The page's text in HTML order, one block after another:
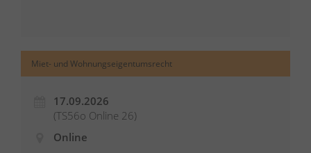
Miet- und Wohnungseigentumsrecht
17.09.2026
(TS56o Online 26)
Online